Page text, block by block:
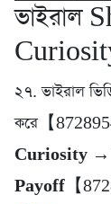
ভাইরাল
২৭. ভাইরাল
করে【
Curiosity →
Payoff 【